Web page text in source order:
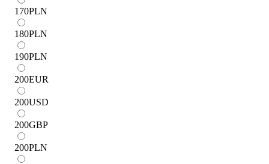
170PLN
180PLN
190PLN
200EUR
200USD
200GBP
200PLN